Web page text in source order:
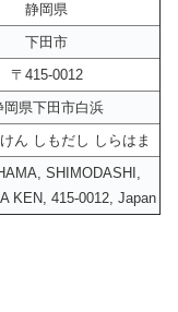
静岡県
下田市
〒415-0012
岡県下田市白浜
ん しもだし しらはま
SHIMODASHI,
KEN, 415-0012, Japan